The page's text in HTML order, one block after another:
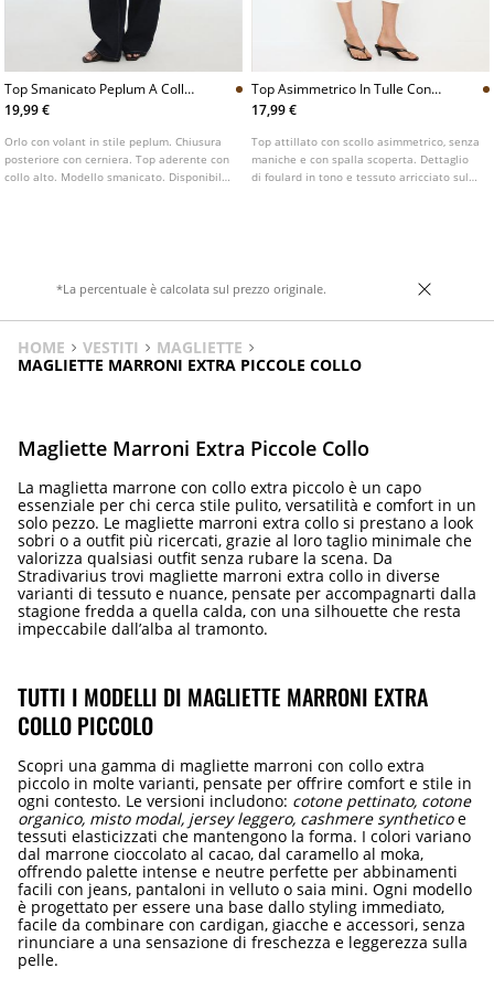
Top Smanicato Peplum A Collo
Alto
19,99 €
Orlo con volant in stile peplum. Chiusura
posteriore con cerniera. Top aderente con
collo alto. Modello smanicato. Disponibile
Top Asimmetrico In Tulle Con
Foulard E Pois
17,99 €
Top attillato con scollo asimmetrico, senza
maniche e con spalla scoperta. Dettaglio
di foulard in tono e tessuto arricciato sul
*La percentuale è calcolata sul prezzo originale.
HOME VESTITI
MAGLIETTE
MAGLIETTE MARRONI EXTRA PICCOLE COLLO
Magliette Marroni Extra Piccole Collo
La maglietta marrone con collo extra piccolo è un capo
essenziale per chi cerca stile pulito, versatilità e comfort in un
solo pezzo. Le magliette marroni extra collo si prestano a look
sobri o a outfit più ricercati, grazie al loro taglio minimale che
valorizza qualsiasi outfit senza rubare la scena. Da
Stradivarius trovi magliette marroni extra collo in diverse
varianti di tessuto e nuance, pensate per accompagnarti dalla
stagione fredda a quella calda, con una silhouette che resta
impeccabile dall’alba al tramonto.
TUTTI I MODELLI DI MAGLIETTE MARRONI EXTRA
COLLO PICCOLO
Scopri una gamma di magliette marroni con collo extra
piccolo in molte varianti, pensate per offrire comfort e stile in
ogni contesto. Le versioni includono: cotone pettinato, cotone
organico, misto modal, jersey leggero, cashmere syntheticoe
tessuti elasticizzati che mantengono la forma. I colori variano
dal marrone cioccolato al cacao, dal caramello al moka,
offrendo palette intense e neutre perfette per abbinamenti
facili con jeans, pantaloni in velluto o saia mini. Ogni modello
è progettato per essere una base dallo styling immediato,
facile da combinare con cardigan, giacche e accessori, senza
rinunciare a una sensazione di freschezza e leggerezza sulla
pelle.